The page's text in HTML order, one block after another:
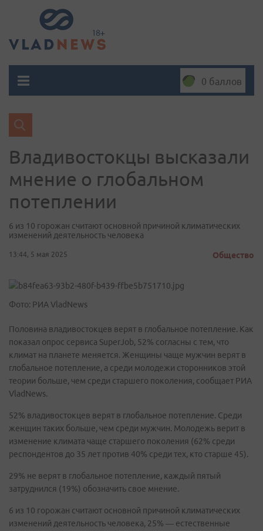
0 баллов
Владивостокцы высказали
мнение о глобальном
потеплении
6 из 10 горожан считают основной причиной климатических
изменений деятельность человека
13:44, 5 мая 2025 Общество
Фото: РИА VladNews
Половина владивостокцев верят в глобальное потепление. Как
показал опрос сервиса SuperJob, 52% согласны с тем, что
климат на планете меняется. Женщины чаще мужчин верят в
глобальное потепление, а среди молодежи сторонников этой
теории больше, чем среди старшего поколения, сообщает РИА
VladNews.
52% владивостокцев верят в глобальное потепление. Среди
женщин таких больше, чем среди мужчин. Молодежь верит в
изменение климата чаще старшего поколения (62% среди
респондентов до 35 лет против 40% среди тех, кто старше 45).
29% не верят в глобальное потепление, каждый пятый
затруднился (19%) обозначить свое мнение.
6 из 10 горожан считают основной причиной климатических
изменений деятельность человека, 25% — естественные